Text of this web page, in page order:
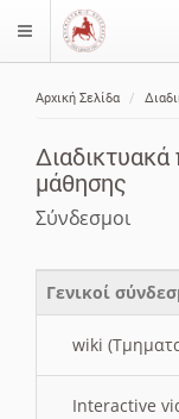
$langMenu
Αρχική Σελίδα
μάθησης
Σύνδεσμοι
Γενικοί
wiki
Interactive